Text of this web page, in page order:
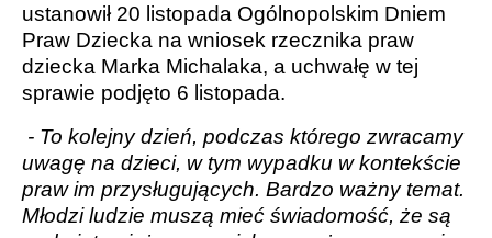
ustanowił 20 listopada Ogólnopolskim Dniem
Praw Dziecka na wniosek rzecznika praw
dziecka Marka Michalaka, a uchwałę w tej
sprawie podjęto 6 listopada.
- To kolejny dzień, podczas którego zwracamy
uwagę na dzieci, w tym wypadku w kontekście
praw im przysługujących. Bardzo ważny temat.
Młodzi ludzie muszą mieć świadomość, że są